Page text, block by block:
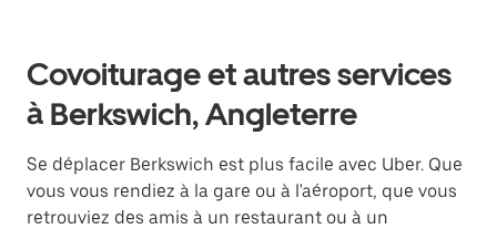
Covoiturage et autres services
à Berkswich, Angleterre
Se déplacer Berkswich est plus facile avec Uber. Que
vous vous rendiez à la gare ou à l'aéroport, que vous
retrouviez des amis à un restaurant ou à un